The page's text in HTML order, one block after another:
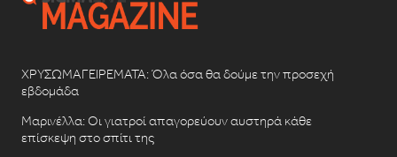
ΧΡΥΣΩΜΑΓΕΙΡΕΜΑΤΑ: Όλα όσα θα δούμε την προσεχή
εβδομάδα
Μαρινέλλα: Οι γιατροί απαγορεύουν αυστηρά κάθε
επίσκεψη στο σπίτι της